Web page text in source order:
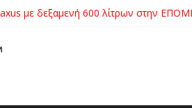
με δεξαμενή 600 λίτρων στην
της λαχειοφόρου αγοράς της
Πώς η GEO Mobility Hellas μπήκε
απαιτητικό Silverstone